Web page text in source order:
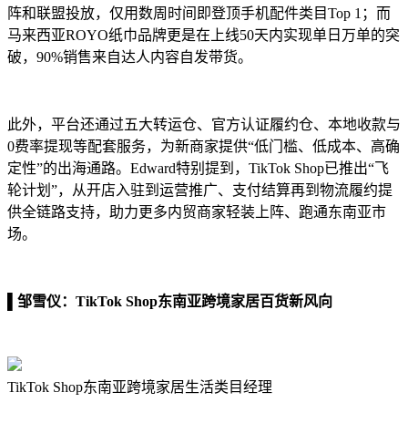
阵和联盟投放，仅用数周时间即登顶手机配件类目Top 1；而
马来西亚ROYO纸巾品牌更是在上线50天内实现单日万单的突
破，90%销售来自达人内容自发带货。
此外，平台还通过五大转运仓、官方认证履约仓、本地收款与
0费率提现等配套服务，为新商家提供“低门槛、低成本、高确
定性”的出海通路。Edward特别提到，TikTok Shop已推出“飞
轮计划”，从开店入驻到运营推广、支付结算再到物流履约提
供全链路支持，助力更多内贸商家轻装上阵、跑通东南亚市
场。
邹雪仪：TikTok Shop东南亚跨境家居百货新风向
TikTok Shop东南亚跨境家居生活类目经理